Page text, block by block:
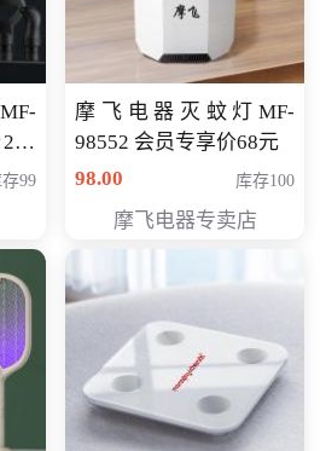
99
摩飞电器灭蚊灯MF-
98552 会员专享价68元
98.00
库存100
摩飞电器专卖店